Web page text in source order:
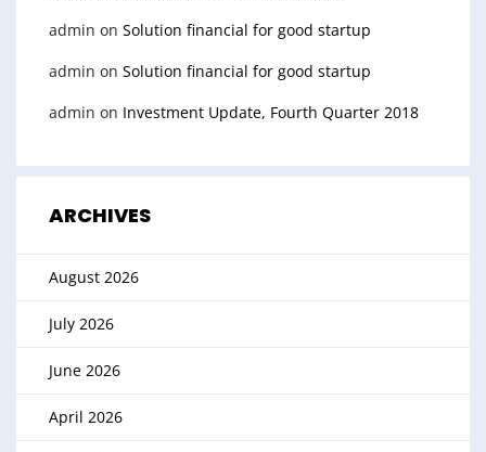
admin on Solution financial for good startup
admin on Solution financial for good startup
admin on Investment Update, Fourth Quarter 2018
ARCHIVES
August 2026
July 2026
June 2026
April 2026